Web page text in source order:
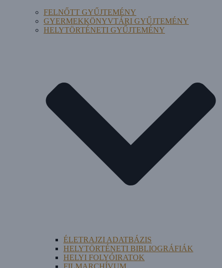
FELNŐTT GYŰJTEMÉNY
GYERMEKKÖNYVTÁRI GYŰJTEMÉNY
HELYTÖRTÉNETI GYŰJTEMÉNY
ÉLETRAJZI ADATBÁZIS
HELYTÖRTÉNETI BIBLIOGRÁFIÁK
HELYI FOLYÓIRATOK